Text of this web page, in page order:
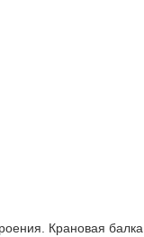
Крановая балка